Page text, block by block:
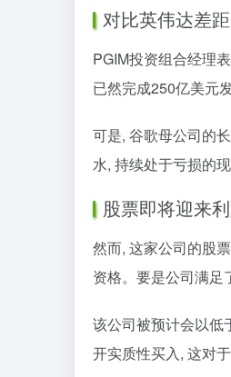
对比英伟达差
PGIM投资组合经理
已然完成250亿美元
可是, 谷歌母公司的
水, 持续处于亏损的
股票即将迎来
然而, 这家公司的股
资格。要是公司满足
该公司被预计会以低
开实质性买入, 这对